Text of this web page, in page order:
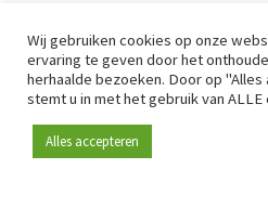
Wij gebruiken cookies op onze
ervaring te geven door het
herhaalde bezoeken. Door op
stemt u in met het gebruik van ALLE
Alles accepteren